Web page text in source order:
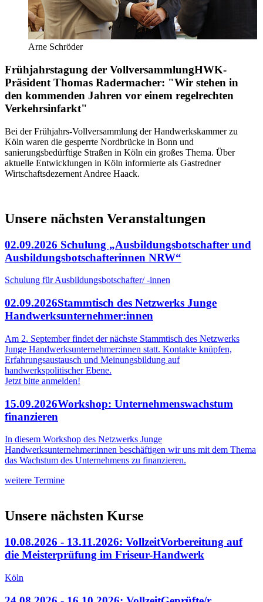
Arne Schröder
Frühjahrstagung der VollversammlungHWK-
Präsident Thomas Radermacher: "Wir stehen in
den kommenden Jahren vor einem regelrechten
Verkehrsinfarkt"
Bei der Frühjahrs-Vollversammlung der Handwerkskammer zu
Köln waren die gesperrte Nordbrücke in Bonn und
sanierungsbedürftige Straßen in Köln ein großes Thema. Über
aktuelle Entwicklungen in Köln informierte als Gastredner
Wirtschaftsdezernent Andree Haack.
Unsere nächsten Veranstaltungen
02.09.2026 Schulung „Ausbildungsbotschafter und
Ausbildungsbotschafterinnen NRW“
Schulung für Ausbildungsbotschafter/ -innen
02.09.2026Stammtisch des Netzwerks Junge
Handwerksunternehmer:innen
Am 2. September findet der nächste Stammtisch des Netzwerks
Junge Handwerksunternehmer:innen statt. Kontakte knüpfen,
Erfahrungsaustausch und Meinungsbildung auf
handwerkspolitischer Ebene.
Jetzt bitte anmelden!
15.09.2026Workshop: Unternehmenswachstum
finanzieren
In diesem Workshop des Netzwerks Junge
Handwerksunternehmer:innen beschäftigen wir uns mit dem Thema
das Wachstum des Unternehmens zu finanzieren.
weitere Termine
Unsere nächsten Kurse
10.08.2026 - 13.11.2026: VollzeitVorbereitung auf
die Meisterprüfung im Friseur-Handwerk
Köln